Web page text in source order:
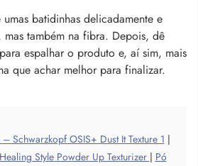
batidinhas delicadamente e
também na fibra. Depois, dê
espalhar o produto e, aí sim, mais
que achar melhor para finalizar.
Schwarzkopf OSIS+ Dust It Texture 1 |
Style Powder Up Texturizer | Pó